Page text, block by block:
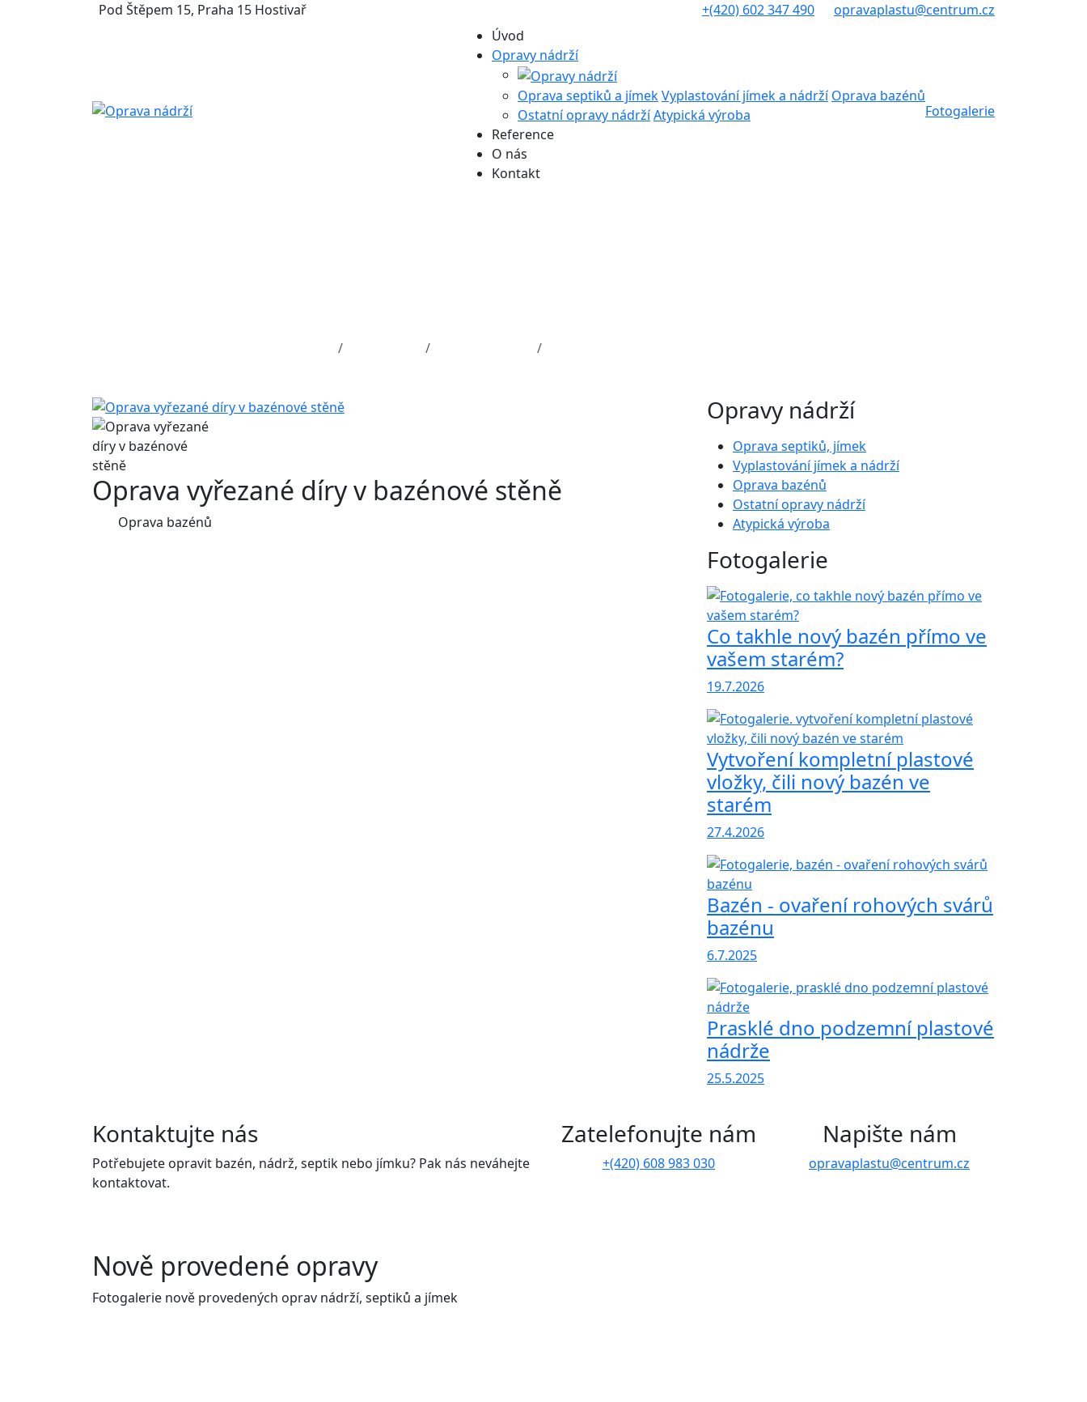
Pod Štěpem 15, Praha 15 Hostivař +(420) 602 347 490
opravaplastu@centrum.cz
Úvod
Opravy nádrží
Oprava septiků a jímekVyplastování jímek a nádrží Oprava bazénů
Ostatní opravy nádržíAtypická výroba
Reference
O nás
Kontakt
Fotogalerie
Oprava vyřezané díry v bazénové stěně
Oprava bazénů
Opravy nádrží
Oprava septiků, jímek
Vyplastování jímek a nádrží
Oprava bazénů
Ostatní opravy nádrží
Atypická výroba
Fotogalerie
Co takhle nový bazén přímo ve
vašem starém?
19.7.2026
Vytvoření kompletní plastové
vložky, čili nový bazén ve
starém
27.4.2026
Bazén - ovaření rohových svárů
bazénu
6.7.2025
Prasklé dno podzemní plastové
nádrže
25.5.2025
Kontaktujte nás
Potřebujete opravit bazén, nádrž, septik nebo jímku? Pak nás neváhejte
kontaktovat.
Zatelefonujte nám
+(420) 608 983 030
Napište nám
opravaplastu@centrum.cz
Nově provedené opravy
Fotogalerie nově provedených oprav nádrží, septiků a jímek